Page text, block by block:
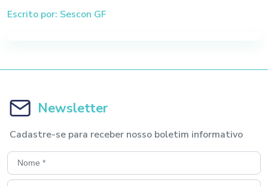
Escrito por: Sescon GF
Newsletter
Cadastre-se para receber nosso boletim informativo